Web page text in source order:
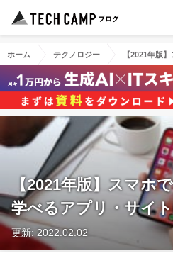
ホーム テクノロジー 【2021年版
【2021年版】スマホ
学べるアプリ・サイ
更新: 2022.02.02